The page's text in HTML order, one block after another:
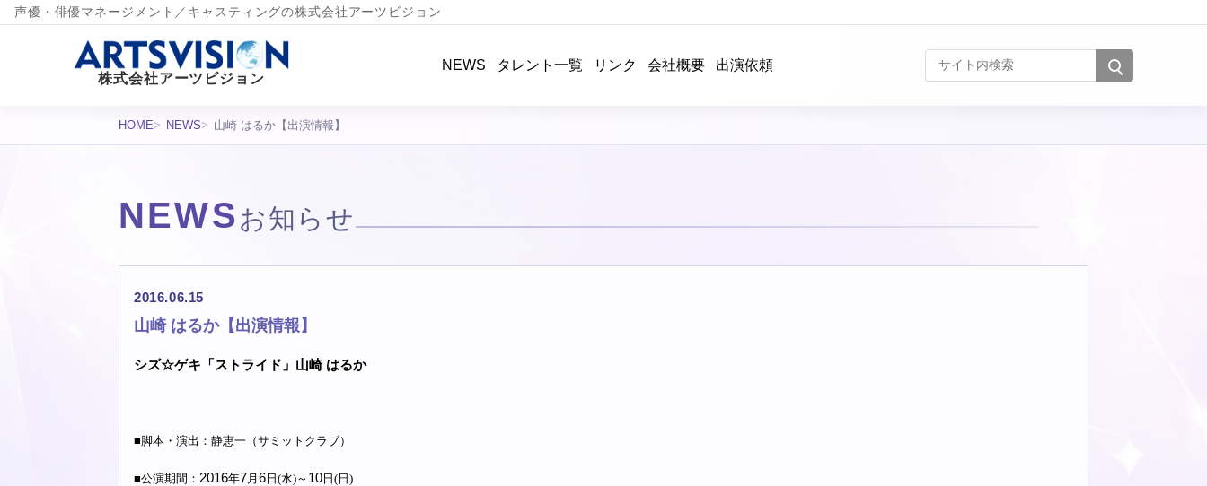
声優・俳優マネージメント／キャスティングの株式会社アーツビジョン
株式会社アーツビジョン
NEWS タレント一覧 リンク 会社概要 出演依頼 サイト内検索
HOME NEWS 山崎 はるか【出演情報】
NEWS お知らせ
2016.06.15
山崎 はるか【出演情報】
シズ☆ゲキ「ストライド」 山崎 はるか
■脚本・演出：静恵一（サミットクラブ）
■公演期間： 2016年7 月 6 日(水)～ 10 日(日)